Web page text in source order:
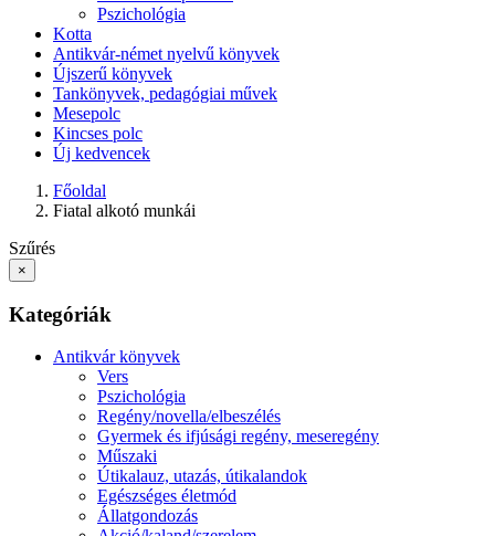
Pszichológia
Kotta
Antikvár-német nyelvű könyvek
Újszerű könyvek
Tankönyvek, pedagógiai művek
Mesepolc
Kincses polc
Új kedvencek
Főoldal
Fiatal alkotó munkái
Szűrés
×
Kategóriák
Antikvár könyvek
Vers
Pszichológia
Regény/novella/elbeszélés
Gyermek és ifjúsági regény, meseregény
Műszaki
Útikalauz, utazás, útikalandok
Egészséges életmód
Állatgondozás